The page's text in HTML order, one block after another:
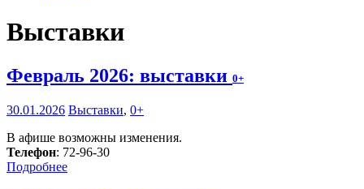
Выставки
Февраль 2026: выставки 0+
30.01.2026 Выставки, 0+
В афише возможны изменения.
Телефон: 72-96-30
Подробнее